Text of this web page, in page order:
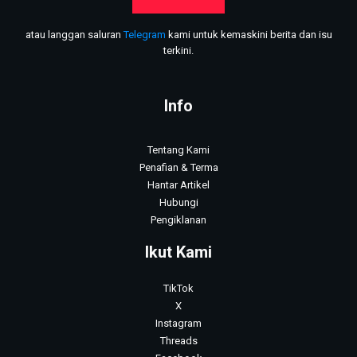
atau langgan saluranTelegram kami untuk kemaskini berita dan isu
terkini.
Info
Tentang Kami
Penafian & Terma
Hantar Artikel
Hubungi
Pengiklanan
Ikut Kami
TikTok
X
Instagram
Threads